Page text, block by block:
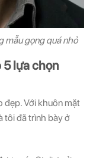
mẫu gọng quá nhỏ
5 lựa chọn
đẹp. Với khuôn mặt
tôi đã trình bày ở